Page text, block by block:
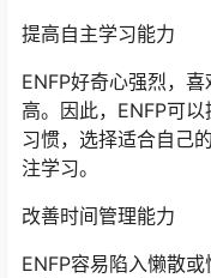
提高自主学习能力
ENFP好奇心强烈，
高。因此，ENFP可
习惯，选择适合自己
注学习。
改善时间管理能力
ENFP容易陷入懒散或